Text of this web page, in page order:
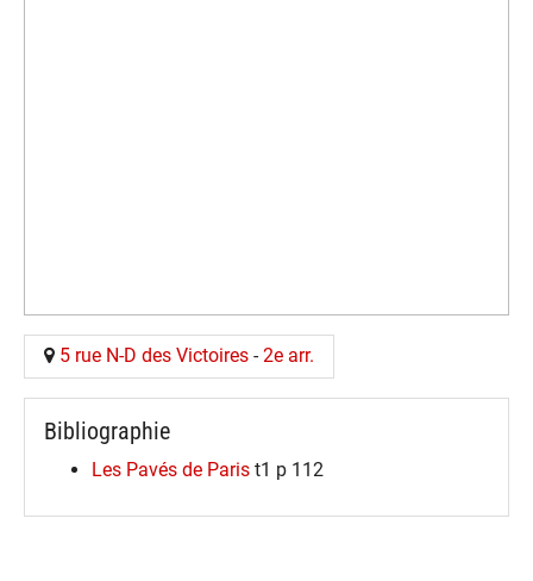
5 rue N-D des Victoires -2e arr.
Bibliographie
Les Pavés de Paris t1 p 112